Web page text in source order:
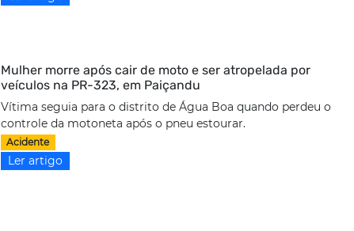
Mulher morre após cair de moto e ser atropelada por
veículos na PR-323, em Paiçandu
Vítima seguia para o distrito de Água Boa quando perdeu o
controle da motoneta após o pneu estourar.
Acidente
Ler artigo